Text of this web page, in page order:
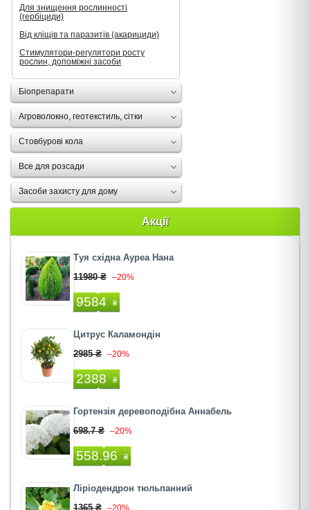
Для знищення рослинності
(гербіциди)
Від кліщів та паразитів (акарициди)
Стимулятори-регулятори росту
рослин, допоміжні засоби
Біопрепарати
Агроволокно, геотекстиль, сітки
Стовбурові кола
Все для розсади
Засоби захисту для дому
Акції
Туя східна Ауреа Нана
11980 ₴ –20%
9584 ₴
Цитрус Каламондiн
2985 ₴ –20%
2388 ₴
Гортензія деревоподібна Аннабель
698.7 ₴ –20%
558.96 ₴
Ліріодендрон тюльпанний
1365 ₴ –20%